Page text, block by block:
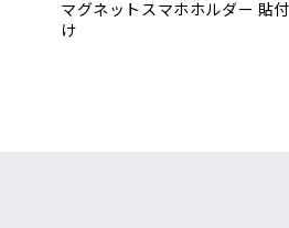
マグネットスマホホルダー 貼付
け